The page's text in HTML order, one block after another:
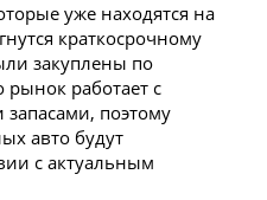
уже находятся на
краткосрочному
закуплены по
работает с
поэтому
авто будут
с актуальным